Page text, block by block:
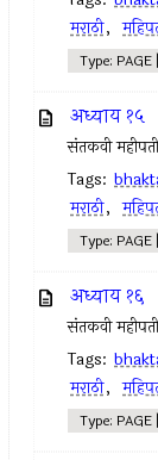
मराठी,
Type:
अध्याय १५
संतकवी
Tags:
मराठी,
Type:
अध्याय १६
संतकवी
Tags:
मराठी,
Type: